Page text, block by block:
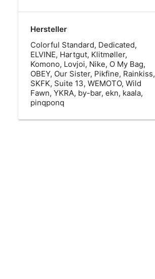
Hersteller
Colorful Standard, Dedicated,
ELVINE, Hartgut, Klitmøller,
Komono, Lovjoi, Nike, O My Bag,
OBEY, Our Sister, Pikfine, Rainkiss,
SKFK, Suite 13, WEMOTO, Wild
Fawn, YKRA, by-bar, ekn, kaala,
pinqponq